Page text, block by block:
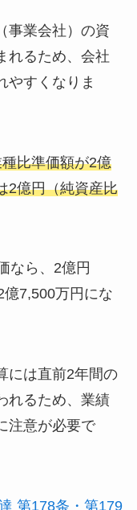
事業会社）の資
れるため、会社
やすくなりま
比準価額が2億
2億円（純資産比
なら、2億円
7,500万円にな
には直前2年間の
れるため、業績
注意が必要で
第178条・第179